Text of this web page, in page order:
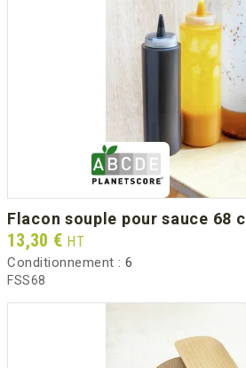
flacon souple pour sauce 68 cl
Prix
13,30 € HT
Conditionnement : 6
FSS68